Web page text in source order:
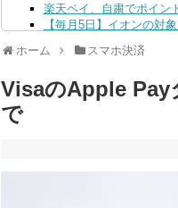
楽天ペイ、自粛でポイン
【毎月5日】イオンの対
4日
三井住友カード、はま寿
ンも併用可
2026年8月4日
ホーム スマホ決済
VisaのApple Pay
で